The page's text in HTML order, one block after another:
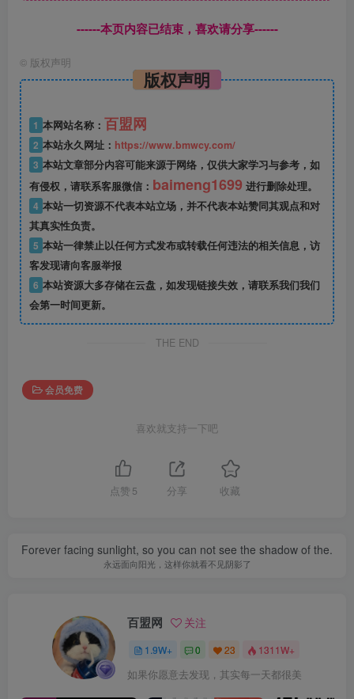
------本页内容已结束，喜欢请分享------
© 版权声明
版权声明
1 本网站名称： 百盟网
2 本站永久网址： https://www.bmwcy.com/
3 本站文章部分内容可能来源于网络，仅供大家学习与参考，如
有侵权，请联系客服微信： baimeng1699 进行删除处理。
4 本站一切资源不代表本站立场，并不代表本站赞同其观点和对
其真实性负责。
5 本站一律禁止以任何方式发布或转载任何违法的相关信息，访
客发现请向客服举报
6 本站资源大多存储在云盘，如发现链接失效，请联系我们我们
会第一时间更新。
THE END
会员免费
喜欢就支持一下吧
点赞 5 分享 收藏
Forever facing sunlight, so you can not see the shadow of the.
永远面向阳光，这样你就看不见阴影了
百盟网 关注
1.9W+ 0 23 1311W+
如果你愿意去发现，其实每一天都很美